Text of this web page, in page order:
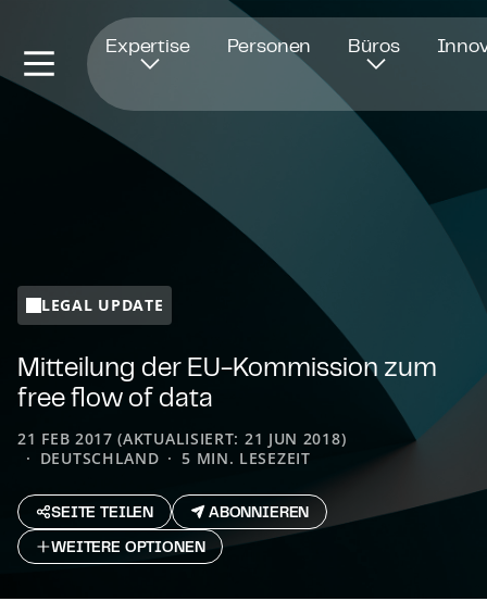
Expertise Personen Büros
LEGAL UPDATE
Mitteilung der EU-Kommission zum
free flow of data
21 FEB 2017 (AKTUALISIERT: 21 JUN 2018)
DEUTSCHLAND
5 MIN. LESEZEIT
SEITE TEILEN
ABONNIEREN
WEITERE OPTIONEN
Öffnet in einem neuen Fenster